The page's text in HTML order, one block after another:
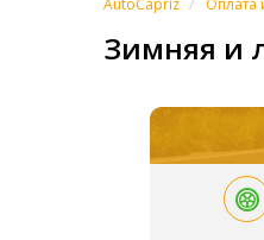
AutoCapriz Оплата
Зимняя и